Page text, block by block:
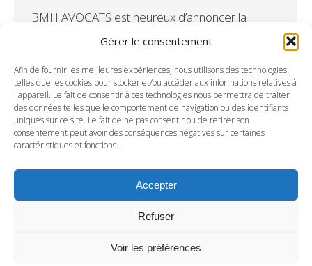
Gérer le consentement
Afin de fournir les meilleures expériences, nous utilisons des technologies
telles que les cookies pour stocker et/ou accéder aux informations relatives à
l'appareil. Le fait de consentir à ces technologies nous permettra de traiter
des données telles que le comportement de navigation ou des identifiants
uniques sur ce site. Le fait de ne pas consentir ou de retirer son
consentement peut avoir des conséquences négatives sur certaines
caractéristiques et fonctions.
Accepter
Refuser
Voir les préférences
BMH AVOCATS est heureux d’annoncer la
nomination d’Amélie Dorst en tant que Counsel,
12 ans d’expérience dans le domaine du
restructuring et du droit des entreprises en
difficultés. Elle intervient régulièrement dans des
conférences et participe activement à divers
cercles de réflexion spécialisés. Sa